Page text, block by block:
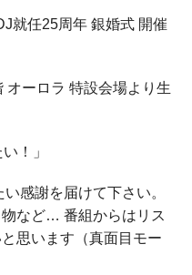
就任25周年 銀婚式 開催
オーロラ 特設会場より生
！」
感謝を届けて下さい。
など… 番組からはリス
思います（真面目モー